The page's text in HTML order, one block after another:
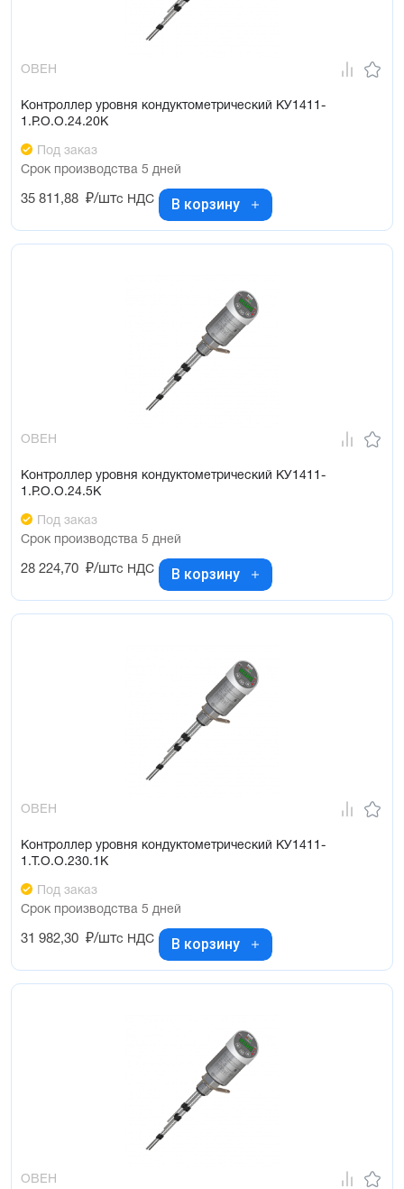
ОВЕН
Контроллер уровня кондуктометрический КУ1411-
1.Р.О.О.24.20К
Под заказ
Срок производства 5 дней
35 811,88 ₽/штс НДС В корзину
ОВЕН
Контроллер уровня кондуктометрический КУ1411-
1.Р.О.О.24.5К
Под заказ
Срок производства 5 дней
28 224,70 ₽/штс НДС В корзину
ОВЕН
Контроллер уровня кондуктометрический КУ1411-
1.Т.О.О.230.1К
Под заказ
Срок производства 5 дней
31 982,30 ₽/штс НДС В корзину
ОВЕН